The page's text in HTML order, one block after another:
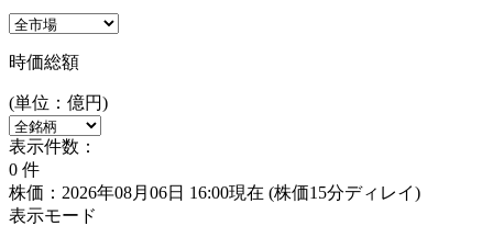
時価総額
(単位：億円)
表示件数：
0 件
株価：2026年08月06日 16:00現在 (株価15分ディレイ)
表示モード